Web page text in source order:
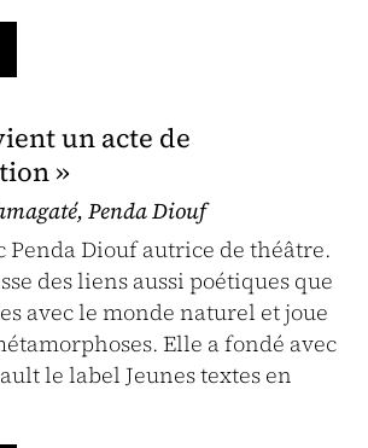
un acte de
»
Penda Diouf
Penda Diouf autrice de théâtre.
des liens aussi poétiques que
avec le monde naturel et joue
Elle a fondé avec
le label Jeunes textes en